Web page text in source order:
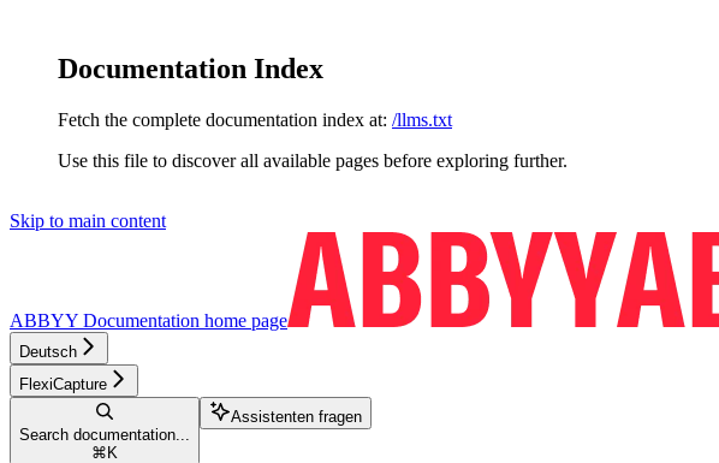
Documentation Index
Fetch the complete documentation index at: /llms.txt
Use this file to discover all available pages before exploring further.
Skip to main content
ABBYY Documentation home page
Deutsch
FlexiCapture
Search documentation...
⌘ K
Assistenten fragen